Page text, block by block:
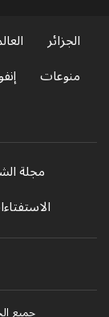
الجزائر
منوعات
مجلة